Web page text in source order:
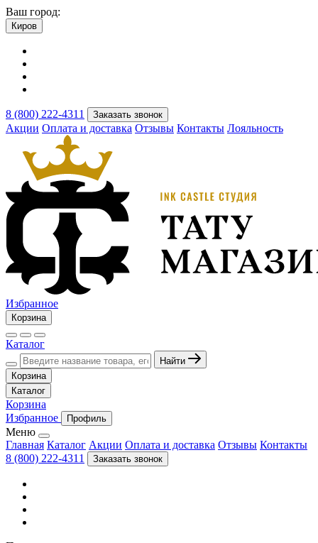
Ваш город:
Киров
8 (800) 222-4311 Заказать звонок
Акции Оплата и доставка Отзывы Контакты Лояльность
Избранное
Корзина
Каталог
Найти
Корзина
Каталог
Корзина
Избранное
Профиль
Меню
Главная Каталог Акции Оплата и доставка Отзывы Контакты
8 (800) 222-4311
Заказать звонок